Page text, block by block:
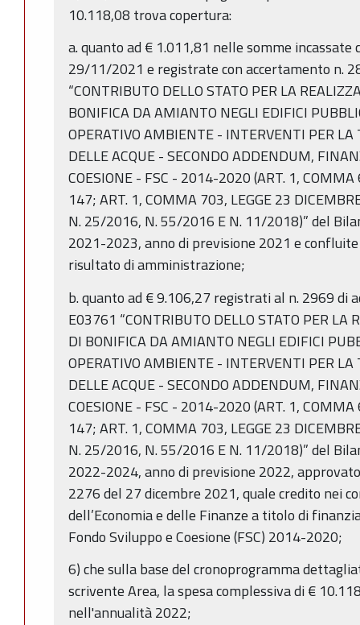
10.118,08 trova copertura:
a. quanto ad € 1.011,81 nelle somme
29/11/2021 e registrate con accertamento n.
“CONTRIBUTO DELLO STATO PER LA
BONIFICA DA AMIANTO NEGLI EDIFICI
OPERATIVO AMBIENTE - INTERVENTI PER LA
DELLE ACQUE - SECONDO ADDENDUM,
COESIONE - FSC - 2014-2020 (ART. 1,
147; ART. 1, COMMA 703, LEGGE 23
N. 25/2016, N. 55/2016 E N. 11/2018)” del
2021-2023, anno di previsione 2021 e
risultato di amministrazione;
b. quanto ad € 9.106,27 registrati al n. 2969 di
E03761 “CONTRIBUTO DELLO STATO PER LA
DI BONIFICA DA AMIANTO NEGLI EDIFICI
OPERATIVO AMBIENTE - INTERVENTI PER LA
DELLE ACQUE - SECONDO ADDENDUM,
COESIONE - FSC - 2014-2020 (ART. 1,
147; ART. 1, COMMA 703, LEGGE 23
N. 25/2016, N. 55/2016 E N. 11/2018)” del
2022-2024, anno di previsione 2022,
2276 del 27 dicembre 2021, quale credito nei
dell’Economia e delle Finanze a titolo di
Fondo Sviluppo e Coesione (FSC) 2014-2020;
6) che sulla base del cronoprogramma
scrivente Area, la spesa complessiva di €
nell'annualità 2022;